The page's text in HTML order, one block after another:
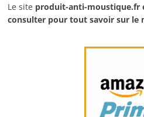
Le site produit-anti-moustique.fr
consulter pour tout savoir sur le